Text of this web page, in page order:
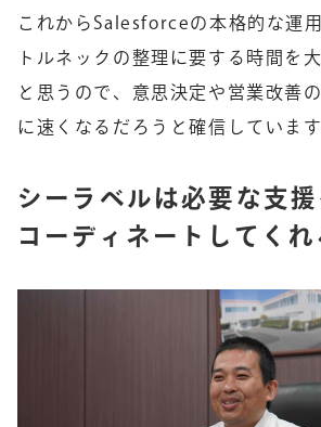
これからSalesforceの本格的な運
トルネックの整理に要する時間を
と思うので、意思決定や営業改善
に速くなるだろうと確信しています
シーラベルは必要な支
コーディネートしてくれ